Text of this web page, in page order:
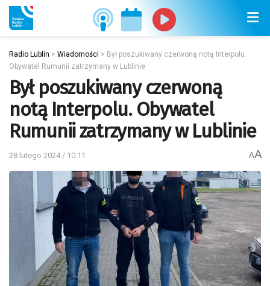
Radio Lublin > Wiadomości > Był poszukiwany czerwoną notą Interpolu.
Obywatel Rumunii zatrzymany w Lublinie
Był poszukiwany czerwoną
notą Interpolu. Obywatel
Rumunii zatrzymany w Lublinie
28 lutego 2024 / 10:11 AA